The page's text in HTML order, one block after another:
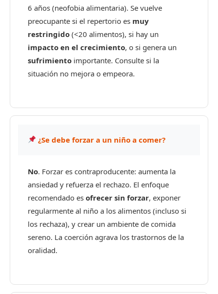
6 años (neofobia alimentaria). Se vuelve
preocupante si el repertorio es muy
restringido (<20 alimentos), si hay un
impacto en el crecimiento, o si genera un
sufrimiento importante. Consulte si la
situación no mejora o empeora.
¿Se debe forzar a un niño a comer?
No. Forzar es contraproducente: aumenta la
ansiedad y refuerza el rechazo. El enfoque
recomendado es ofrecer sin forzar, exponer
regularmente al niño a los alimentos (incluso si
los rechaza), y crear un ambiente de comida
sereno. La coerción agrava los trastornos de la
oralidad.